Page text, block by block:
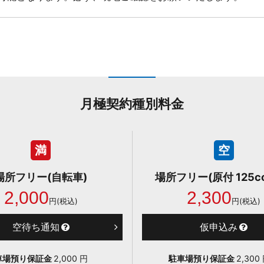
月極契約種別料金
満
所フリー(自転車)
2,000円(税込)
空待ち通知
場預り保証金 2,000 円
空
場所フリー(原付
2,300円(税込)
仮申込み
駐車場預り保証金 2,300